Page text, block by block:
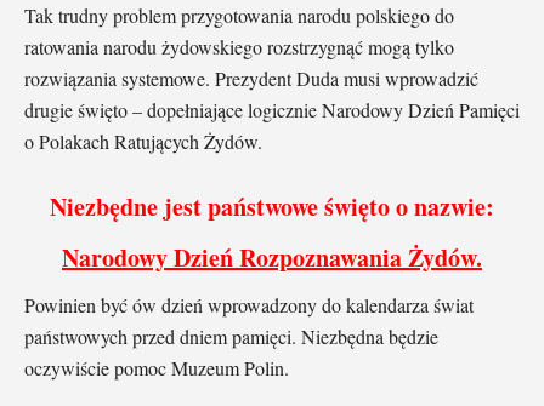
Tak trudny problem przygotowania narodu polskiego do
ratowania narodu żydowskiego rozstrzygnąć mogą tylko
rozwiązania systemowe. Prezydent Duda musi wprowadzić
drugie święto – dopełniające logicznie Narodowy Dzień Pamięci
o Polakach Ratujących Żydów.
Niezbędne jest państwowe święto o nazwie:
Narodowy Dzień Rozpoznawania Żydów.
Powinien być ów dzień wprowadzony do kalendarza świat
państwowych przed dniem pamięci. Niezbędna będzie
oczywiście pomoc Muzeum Polin.